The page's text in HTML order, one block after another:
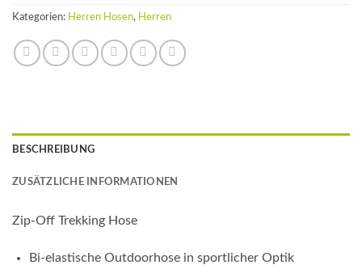
Kategorien: Herren Hosen, Herren
BESCHREIBUNG
ZUSÄTZLICHE INFORMATIONEN
Zip-Off Trekking Hose
Bi-elastische Outdoorhose in sportlicher Optik